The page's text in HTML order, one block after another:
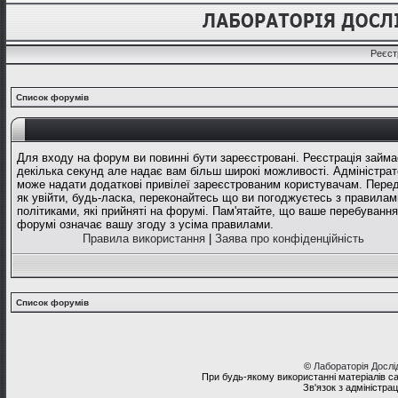
Список форумів
Для входу на форум ви повинні бути зареєстровані. Реєстрація
декілька секунд але надає вам більш широкі можливості.
може надати додаткові привілеї зареєстрованим користувачам.
як увійти, будь-ласка, переконайтесь що ви погоджуєтесь з
політиками, які прийняті на форумі. Пам'ятайте, що ваше
форумі означає вашу згоду з усіма правилами.
Правила використання
Заява про конфіденційність
Список форумів
© Лабораторія
При будь-якому використанні матеріалів
Зв'язок з